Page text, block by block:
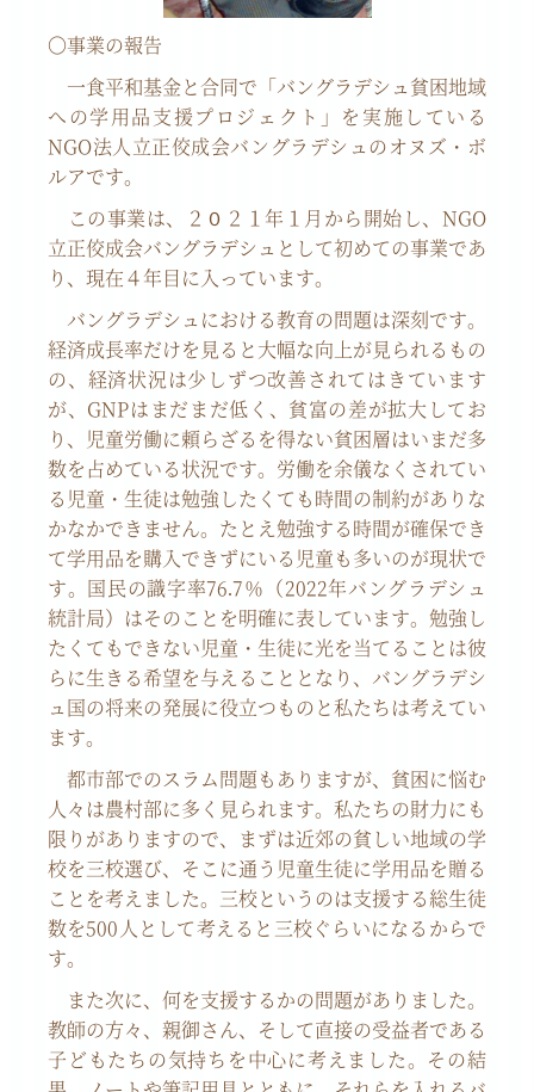
〇事業の報告
一食平和基金と合同で「バングラデシュ貧困地域
への学用品支援プロジェクト」を実施している
NGO法人立正佼成会バングラデシュのオヌズ・ボ
ルアです。
この事業は、２０２１年１月から開始し、 NGO
立正佼成会バングラデシュとして初めての事業であ
り、現在４年目に入っています。
バングラデシュにおける教育の問題は深刻です。
経済成長率だけを見ると大幅な向上が見られるもの
の、経済状況は少しずつ改善されてはきています
が、 GNPはまだまだ低く、貧富の差が拡大してお
り、児童労働に頼らざるを得ない貧困層はいまだ多
数を占めている状況です。労働を余儀なくされてい
る児童・生徒は勉強したくても時間の制約がありな
かなかできません。たとえ勉強する時間が確保でき
て学用品を購入できずにいる児童も多いのが現状で
す。国民の識字率76.7％（2022年バングラデシュ
統計局）はそのことを明確に表しています。勉強し
たくてもできない児童・生徒に光を当てることは彼
らに生きる希望を与えることとなり、バングラデシ
ュ国の将来の発展に役立つものと私たちは考えてい
ます。
都市部でのスラム問題もありますが、貧困に悩む
人々は農村部に多く見られます。私たちの財力にも
限りがありますので、まずは近郊の貧しい地域の学
校を三校選び、そこに通う児童生徒に学用品を贈る
ことを考えました。三校というのは支援する総生徒
数を500 人として考えると三校ぐらいになるからで
す。
また次に、何を支援するかの問題がありました。
教師の方々、親御さん、そして直接の受益者である
子どもたちの気持ちを中心に考えました。その結